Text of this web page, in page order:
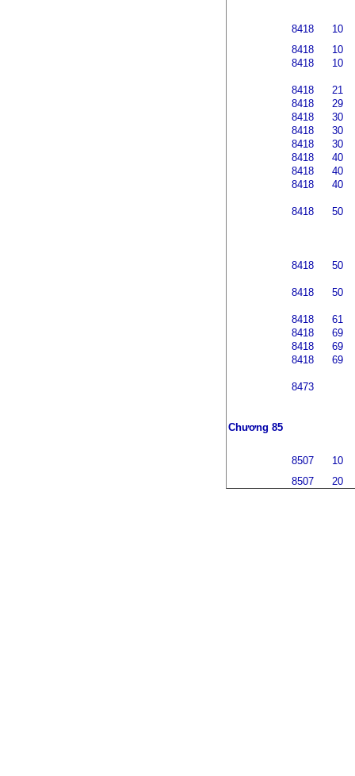
8418
10
8418
10
8418
10
8418
21
8418
29
8418
30
8418
30
8418
30
8418
40
8418
40
8418
40
8418 50
8418 50
8418 50
8418
61
8418
69
8418
69
8418
69
8473
Chương 85
8507
10
8507
20